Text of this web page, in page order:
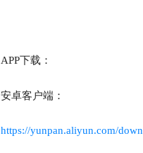
APP下载：
安卓客户端：
https://yunpan.aliyun.com/